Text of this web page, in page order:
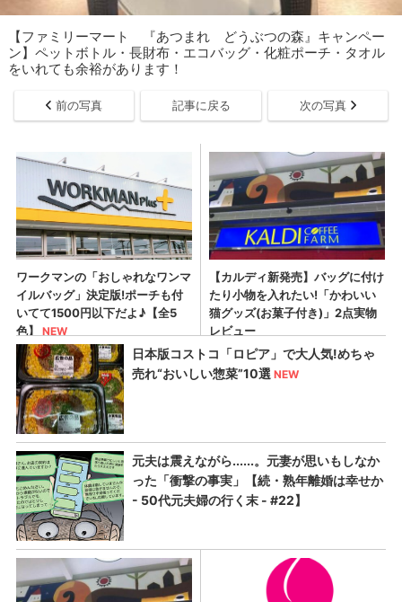
【ファミリーマート 『あつまれ どうぶつの森』キャンペー
ン】ペットボトル・長財布・エコバッグ・化粧ポーチ・タオル
をいれても余裕があります！
前の写真 記事に戻る 次の写真